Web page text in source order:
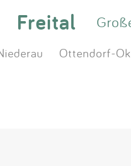
Freital
Ottendorf-